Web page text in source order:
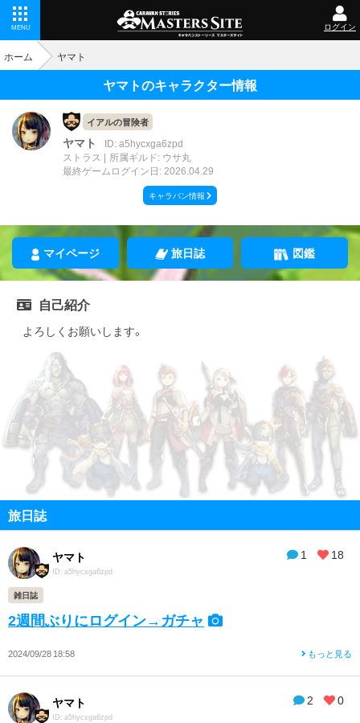
MENU ログイン
ホーム ヤマト
ヤマトのキャラクター情報
イアルの冒険者
ヤマト
ID: a5hycxga6zpd
ストラス
所属ギルド: ウサ丸
最終ゲームログイン日: 2026.04.29
キャラバン情報
マイページ 旅日誌 図鑑
自己紹介
よろしくお願いします。
旅日誌
1 18
ヤマト
ID: a5hycxga6zpd
雑日誌
2週間ぶりにログイン→ガチャ
2024/09/28 18:58 もっと見る
2 0
ヤマト
ID: a5hycxga6zpd